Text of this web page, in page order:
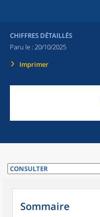
CHIFFRES DÉTAILLÉS
Paru le : 20/10/2025
Imprimer
Sommaire